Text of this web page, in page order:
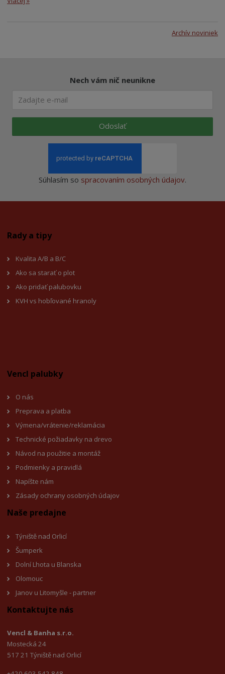
Archív noviniek
Nech vám nič neunikne
Odoslať
Súhlasím so spracovaním osobných údajov.
Rady a tipy
Kvalita A/B a B/C
Ako sa starať o plot
Ako pridať palubovku
KVH vs hobľované hranoly
Vencl palubky
O nás
Preprava a platba
Výmena/vrátenie/reklamácia
Technické požiadavky na drevo
Návod na použitie a montáž
Podmienky a pravidlá
Napíšte nám
Zásady ochrany osobných údajov
Naše predajne
Týniště nad Orlicí
Šumperk
Dolní Lhota u Blanska
Olomouc
Janov u Litomyšle - partner
Kontaktujte nás
Vencl & Banha s.r.o.
Mostecká 24
517 21 Týniště nad Orlicí